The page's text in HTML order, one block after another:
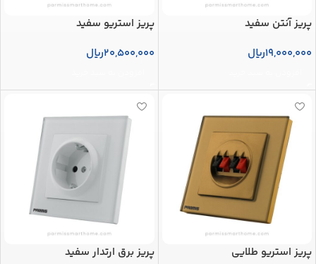
پریز آنتن سفید
19,000,000ریال
پریز استریو سفید
20,500,000ریال
پریز استریو طلایی
پریز برق ارتدار سفید